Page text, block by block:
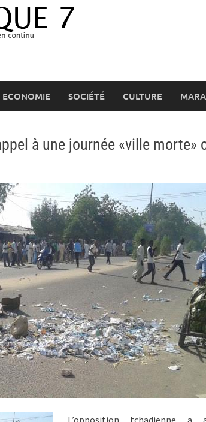
ECONOMIE SOCIÉTÉ CULTURE
à une journée «ville morte»
L’opposition tchadienne